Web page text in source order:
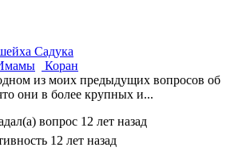
Садука
Коран
из моих предыдущих вопросов об
они в более крупных и...
вопрос 12 лет назад
12 лет назад